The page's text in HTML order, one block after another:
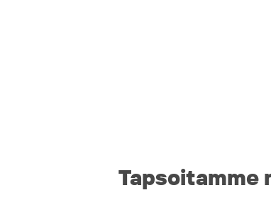
Tapsoitamme